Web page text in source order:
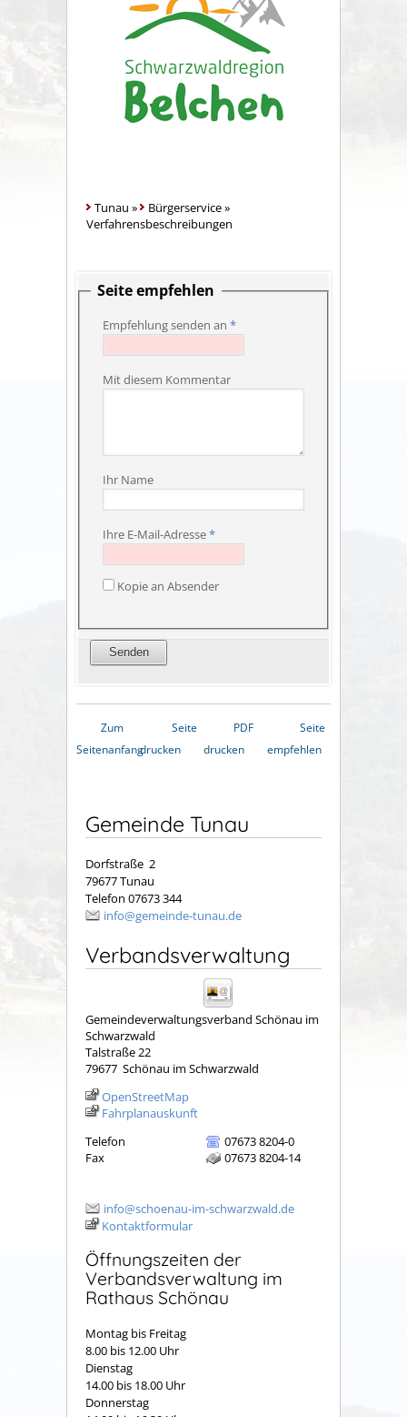
Tunau » Bürgerservice»
Verfahrensbeschreibungen
Seite empfehlen
Empfehlung senden an *
Mit diesem Kommentar
Ihr Name
Ihre E-Mail-Adresse*
Kopie an Absender
Zum
Seitenanfang
Seite
drucken
PDF
drucken
Seite
empfehlen
Gemeinde Tunau
Dorfstraße 2
79677 Tunau
Telefon 07673 344
info@gemeinde-tunau.de
Verbandsverwaltung
Gemeindeverwaltungsverband Schönau im
Schwarzwald
Talstraße 22
79677 Schönau im Schwarzwald
OpenStreetMap
Fahrplanauskunft
Telefon
07673 8204-0
Fax
07673 8204-14
info@schoenau-im-schwarzwald.de
Kontaktformular
Öffnungszeiten der
Verbandsverwaltung im
Rathaus Schönau
Montag bis Freitag
8.00 bis 12.00 Uhr
Dienstag
14.00 bis 18.00 Uhr
Donnerstag